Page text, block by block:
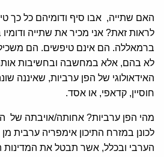
האם שתייה, אבו סיף ודומיהם כל כך
ברמאללה. הם אינם טיפשים. הם
לא בהם, אלא במחשבה ובחשיבות
האידאולוגי של הפן ערביות, שאיננה
חוסיין, קדאפי, או אסד.
מהי הפן ערביות? אחותה/אויבתה
לכונן במזרח התיכון אימפריה ערבית
הערבי ובכלל, אשר תבטל את המדינות